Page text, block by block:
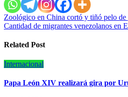
Navegación
de
entradas
Zoológico en China cortó y tiñó pelo de
Cantidad de migrantes venezolanos en
Related Post
Internacional
Papa León XIV realizará gira por